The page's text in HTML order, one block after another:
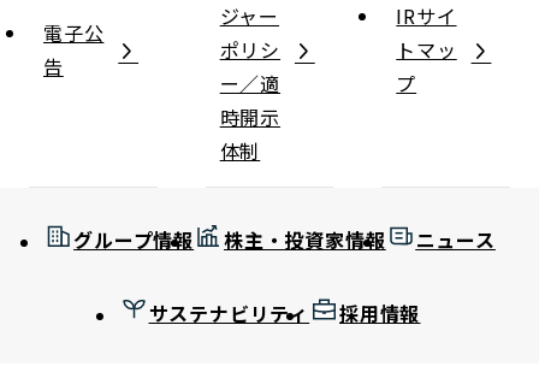
電子公
告
ジャー
ポリシ
ー／適
時開示
体制
IRサイ
トマッ
プ
グループ情報 株主・投資家情報 ニュース
サステナビリティ 採用情報